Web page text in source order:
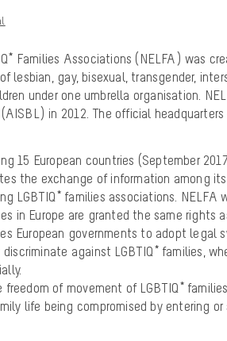
Families Associations (NELFA) was
lesbian, gay, bisexual, transgender,
under one umbrella organisation.
in 2012. The official
15 European countries (September
the exchange of information among
LGBTIQ* families associations. NELFA
in Europe are granted the same rights
European governments to adopt legal
against LGBTIQ* families,
of movement of LGBTIQ*
life being compromised by entering